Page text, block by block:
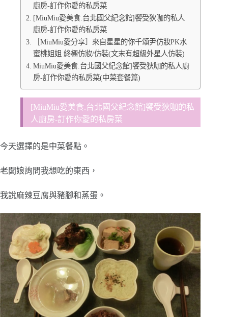
廚房-訂作你愛的私房菜
[MiuMiu愛美食.台北國父紀念館]饗受狄咖的私人
廚房-訂作你愛的私房菜
［MiuMiu愛分享］來自星星的你千頌尹仿妝PK水
蜜桃姐姐 終極仿妝/仿裝(文末有超級外星人仿裝)
MiuMiu愛美食.台北國父紀念館]饗受狄咖的私人廚
房-訂作你愛的私房菜(中菜套餐篇)
[MiuMiu愛美食.台北國父紀念館]饗受狄咖的私
人廚房-訂作你愛的私房菜
今天選擇的是中菜餐點。
老闆娘詢問我想吃的東西，
我說麻辣豆腐與豬腳和蒸蛋。